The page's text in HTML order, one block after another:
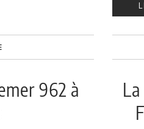
Rossa.
962 à